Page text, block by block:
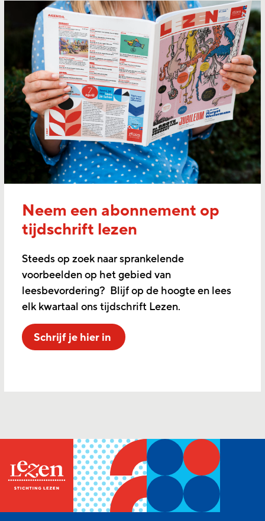
Neem een abonnement op
tijdschrift lezen
Steeds op zoek naar sprankelende
voorbeelden op het gebied van
leesbevordering? Blijf op de hoogte en lees
elk kwartaal ons tijdschrift Lezen.
Schrijf je hier in